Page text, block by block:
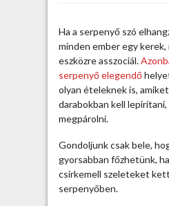
n
,
a
m
i
t
s
ö
Ha a serpenyő szó
minden ember egy
eszközre asszociál.
serpenyő elegendő
olyan ételeknek is,
darabokban kell
megpárolni.
Gondoljunk csak bele,
gyorsabban főzhetünk,
csirkemell szeleteket
serpenyőben.